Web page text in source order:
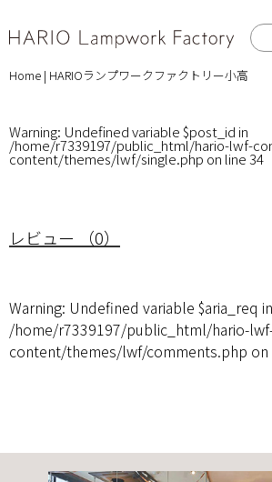
Home | HARIOランプワークファクトリー小高
Warning: Undefined variable $post_id in
/home/r7339197/public_html/hario-lwf-
content/themes/lwf/single.php on line34
レビュー （0）
Warning: Undefined variable $aria_req in
/home/r7339197/public_html/hario-
content/themes/lwf/comments.php on